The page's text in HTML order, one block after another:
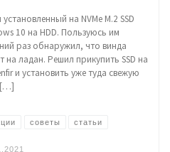
на NVMe M.2 SSD
10 на HDD. Пользуюсь им
раз обнаружил, что винда
ладан. Решил прикупить SSD на
и установить уже туда свежую
[…]
советы статьи